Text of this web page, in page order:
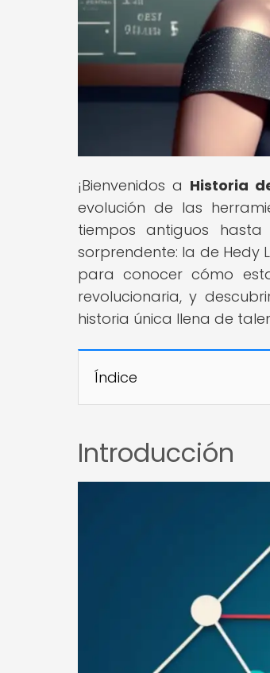
¡Bienvenidos a Historia
evolución de las
tiempos antiguos
sorprendente: la de
para conocer cómo
revolucionaria, y
historia única llena de
Índice
Introducción